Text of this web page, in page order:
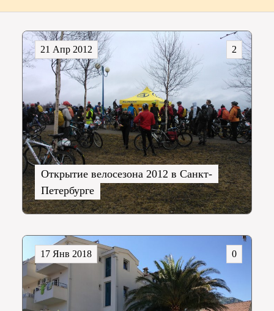
Открытие велосезона 2012 в Санкт-
Петербурге
2
21 Апр 2012
0
17 Янв 2018